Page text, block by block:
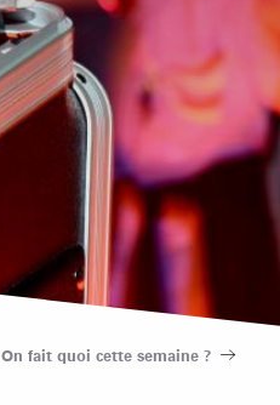
On fait quoi cette semaine ?